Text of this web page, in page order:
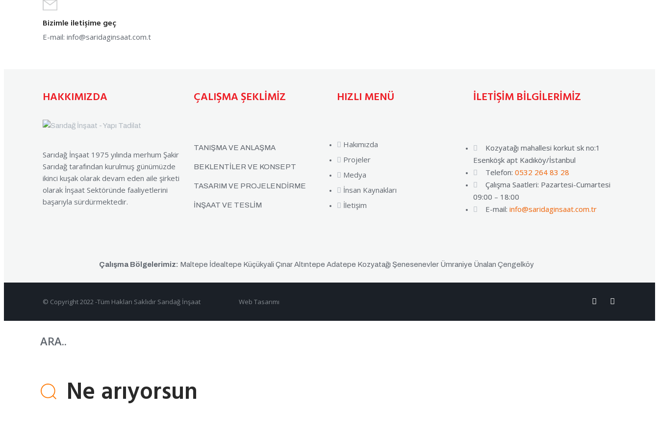
Bizimle iletişime geç
E-mail: info@saridaginsaat.com.t
HAKKIMIZDA
Sarıdağ İnşaat 1975 yılında merhum Şakir
Sarıdağ tarafından kurulmuş günümüzde
ikinci kuşak olarak devam eden aile şirketi
olarak İnşaat Sektöründe faaliyetlerini
başarıyla sürdürmektedir.
ÇALIŞMA ŞEKLİMİZ
TANIŞMA VE ANLAŞMA
BEKLENTİLER VE KONSEPT
TASARIM VE PROJELENDİRME
İNŞAAT VE TESLİM
HIZLI MENÜ
Hakımızda
Projeler
Medya
İnsan Kaynakları
İletişim
İLETİŞİM BİLGİLERİMİZ
Kozyatağı mahallesi korkut sk no:1
Esenköşk apt Kadıköy/İstanbul
Telefon: 0532 264 83 28
Çalışma Saatleri: Pazartesi-Cumartesi
09:00 – 18:00
E-mail: info@saridaginsaat.com.tr
Çalışma Bölgelerimiz: Maltepe İdealtepe Küçükyali Çınar Altıntepe Adatepe Kozyatağı Şenesenevler Ümraniye Ünalan Çengelköy
© Copyright 2022 -Tüm Hakları Saklıdır Sarıdağ İnşaat Web Tasarımı
ARA..